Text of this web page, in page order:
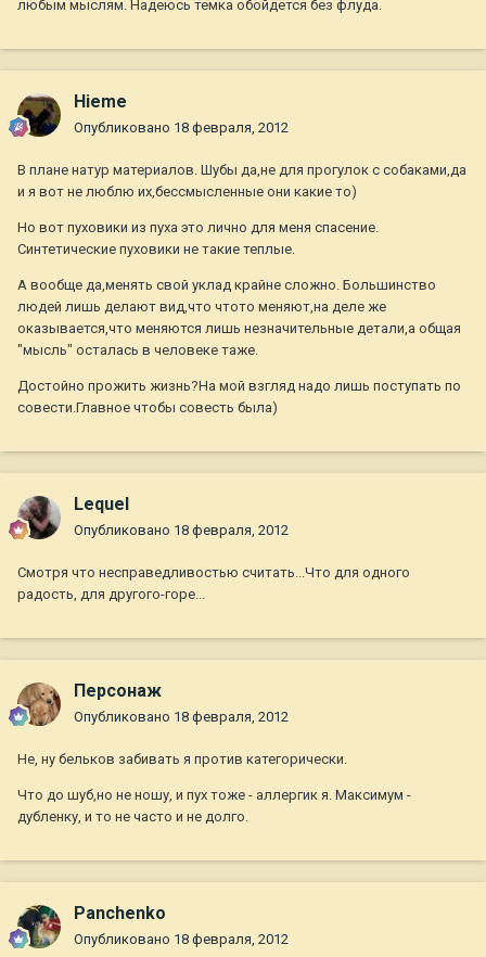
любым мыслям. Надеюсь темка обойдется без флуда.
Hieme
Опубликовано 18 февраля, 2012
В плане натур материалов. Шубы да,не для прогулок с собаками,да
и я вот не люблю их,бессмысленные они какие то)
Но вот пуховики из пуха это лично для меня спасение.
Синтетические пуховики не такие теплые.
А вообще да,менять свой уклад крайне сложно. Большинство
людей лишь делают вид,что чтото меняют,на деле же
оказывается,что меняются лишь незначительные детали,а общая
"мысль" осталась в человеке таже.
Достойно прожить жизнь?На мой взгляд надо лишь поступать по
совести.Главное чтобы совесть была)
Lequel
Опубликовано 18 февраля, 2012
Смотря что несправедливостью считать...Что для одного
радость, для другого-горе...
Персонаж
Опубликовано 18 февраля, 2012
Не, ну бельков забивать я против категорически.
Что до шуб,но не ношу, и пух тоже - аллергик я. Максимум -
дубленку, и то не часто и не долго.
Panchenko
Опубликовано 18 февраля, 2012